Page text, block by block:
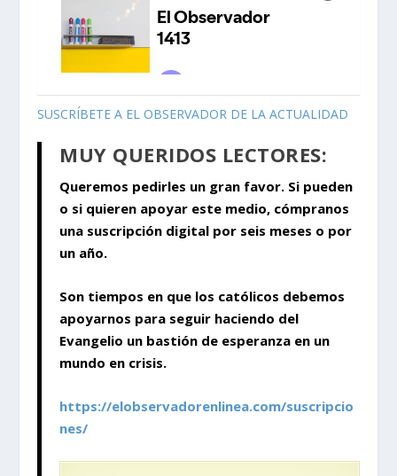
SUSCRÍBETE A EL OBSERVADOR DE LA ACTUALIDAD
MUY QUERIDOS LECTORES:
Queremos pedirles un gran favor. Si pueden
o si quieren apoyar este medio, cómpranos
una suscripción digital por seis meses o por
un año.
Son tiempos en que los católicos debemos
apoyarnos para seguir haciendo del
Evangelio un bastión de esperanza en un
mundo en crisis.
https://elobservadorenlinea.com/suscripcio
nes/